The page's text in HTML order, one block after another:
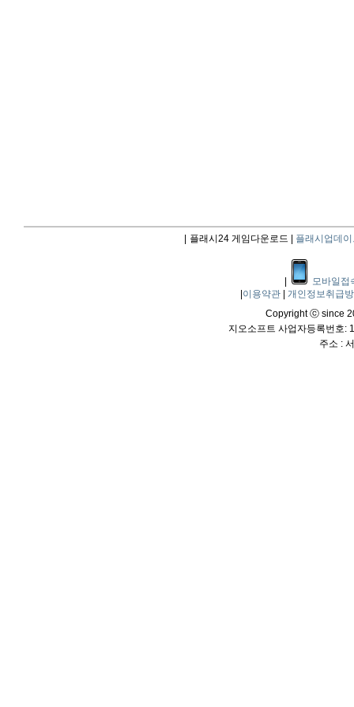
플래시24 게임다운로드 | 플래시업데이
모바일접
이용약관
개인정보취급
Copyright ⓒ since
지오소프트 사업자등록번호:
주소 :